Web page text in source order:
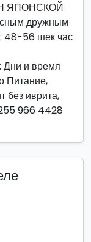
ЯПОНСКОЙ
дружным
56 шек час
Дни и время
Питание,
без иврита,
966 4428